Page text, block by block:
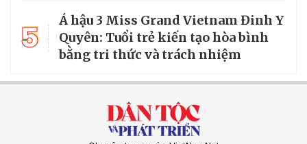
5
Á hậu 3 Miss Grand Vietnam Đinh Y
Quyên: Tuổi trẻ kiến tạo hòa bình
bằng tri thức và trách nhiệm